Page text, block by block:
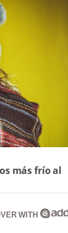
más frío al
WITH